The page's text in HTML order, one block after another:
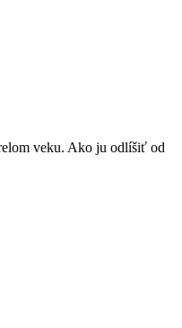
veku. Ako ju odlíšiť od